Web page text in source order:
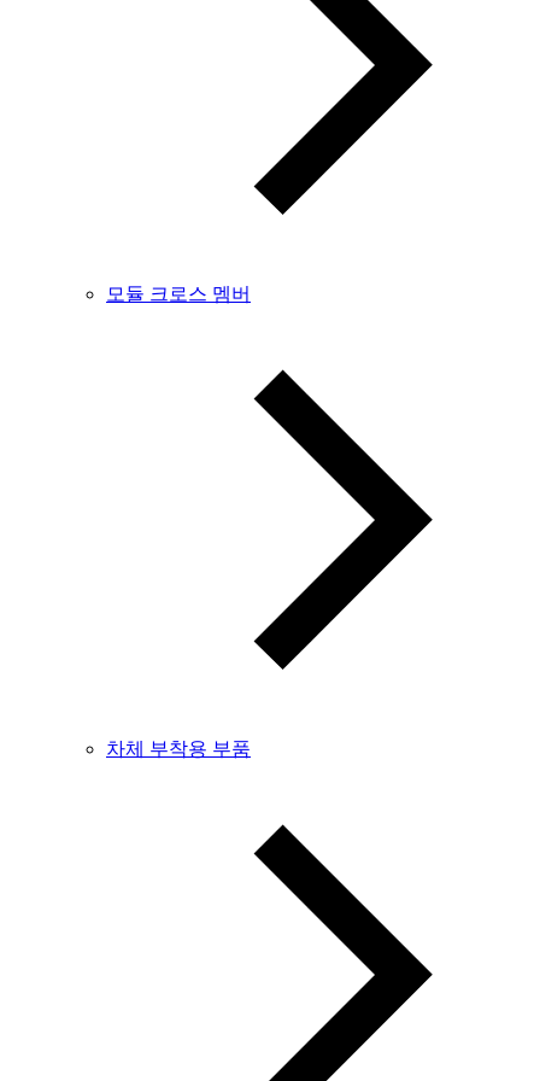
모듈 크로스 멤버
차체 부착용 부품